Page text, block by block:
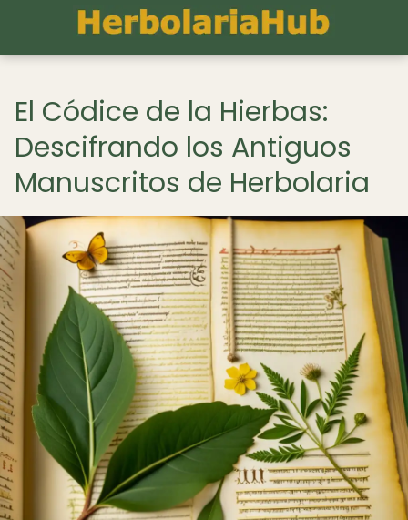
El Códice de la Hierbas:
Descifrando los Antiguos
Manuscritos de Herbolaria